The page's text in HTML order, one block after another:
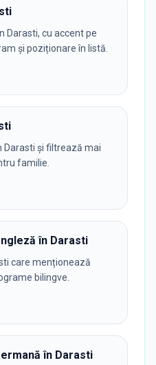
Darasti, cu accent pe
și poziționare în listă.
Darasti și filtrează mai
familie.
în Darasti
care menționează
bilingve.
în Darasti